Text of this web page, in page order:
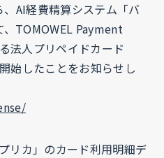
AI経費精算システム「バ
TOMOWEL Payment
法人プリペイドカード
始したことをお知らせし
リカ」のカード利用明細デ